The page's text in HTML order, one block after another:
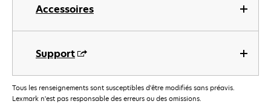
Accessoires
Support
Tous les renseignements sont susceptibles d'être modifiés sans préavis.
Lexmark n'est pas responsable des erreurs ou des omissions.